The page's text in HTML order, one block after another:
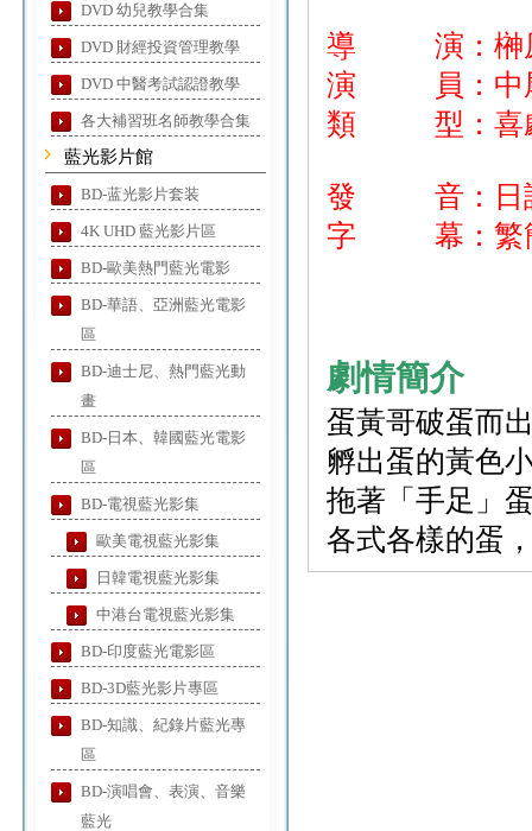
DVD 幼兒教學合集
DVD 財經投資管理教學
DVD 中醫考試認證教學
各大補習班名師教學合集
藍光影片館
BD-蓝光影片套装
4K UHD 藍光影片區
BD-歐美熱門藍光電影
BD-華語、亞洲藍光電影
區
BD-迪士尼、熱門藍光動
畫
BD-日本、韓國藍光電影
區
BD-電視藍光影集
歐美電視藍光影集
日韓電視藍光影集
中港台電視藍光影集
BD-印度藍光電影區
BD-3D藍光影片專區
BD-知識、紀錄片藍光專
區
BD-演唱會、表演、音樂
藍光
導 演：榊
演 員：中尾
類 型：喜
發 音：日
字 幕：繁
劇情簡介
蛋黃哥破蛋而
孵出蛋的黃色
拖著「手足」
各式各樣的蛋